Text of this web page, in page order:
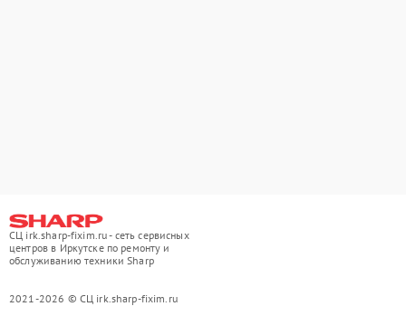
СЦ irk.sharp-fixim.ru - сеть сервисных
центров в Иркутске по ремонту и
обслуживанию техники Sharp
2021-2026 © СЦ irk.sharp-fixim.ru